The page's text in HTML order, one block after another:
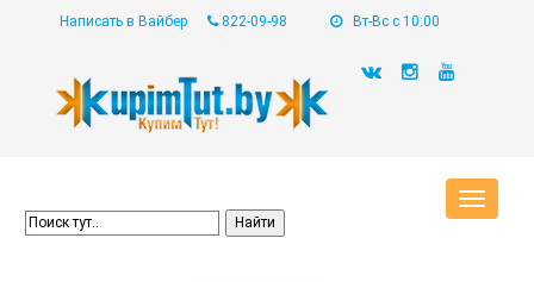
Написать в Вайбер 822-09-98 Вт-Вс с 10:00
Toggle